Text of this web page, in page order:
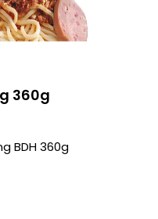
360g
BDH 360g